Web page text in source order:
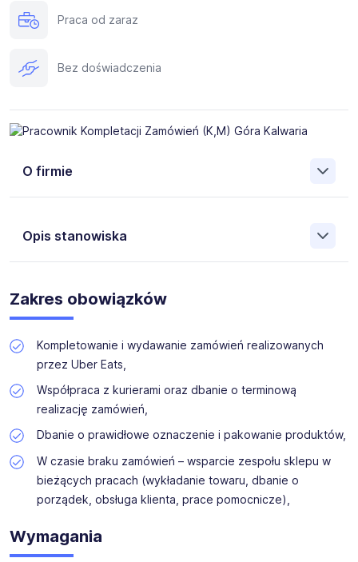
Praca od zaraz
Bez doświadczenia
O firmie
niepełnosprawne na różnych stanowiskach. Zatrudnianie
osób z niepełnosprawnościami oraz promowanie ich
powodzeniem realizujemy od wielu lat.
Opis stanowiska
poszukujemy kandydatów z orzeczeniem o
niepełnosprawności, na stanowisko
Kompletacji Zamówień
Zakres obowiązków
Kompletowanie i wydawanie zamówień realizowanych
przez Uber Eats,
Współpraca z kurierami oraz dbanie o terminową
realizację zamówień,
Dbanie o prawidłowe oznaczenie i pakowanie produktów,
W czasie braku zamówień – wsparcie zespołu sklepu w
bieżących pracach (wykładanie towaru, dbanie o
porządek, obsługa klienta, prace pomocnicze),
Wymagania